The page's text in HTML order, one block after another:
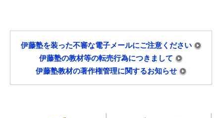
伊藤塾を装った不審な電子メールにご注意ください
伊藤塾の教材等の転売行為につきまして
伊藤塾教材の著作権管理に関するお知らせ